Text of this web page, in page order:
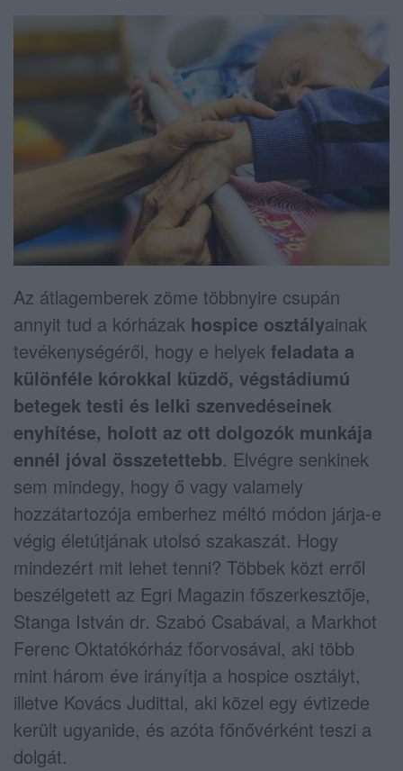
Az átlagemberek zöme többnyire csupán
annyit tud a kórházak hospice osztályainak
tevékenységéről, hogy e helyek feladata a
különféle kórokkal küzdő, végstádiumú
betegek testi és lelki szenvedéseinek
enyhítése, holott az ott dolgozók munkája
ennél jóval összetettebb. Elvégre senkinek
sem mindegy, hogy ő vagy valamely
hozzátartozója emberhez méltó módon járja-e
végig életútjának utolsó szakaszát. Hogy
mindezért mit lehet tenni? Többek közt erről
beszélgetett az Egri Magazin főszerkesztője,
Stanga István dr. Szabó Csabával, a Markhot
Ferenc Oktatókórház főorvosával, aki több
mint három éve irányítja a hospice osztályt,
illetve Kovács Judittal, aki közel egy évtizede
került ugyanide, és azóta főnővérként teszi a
dolgát.